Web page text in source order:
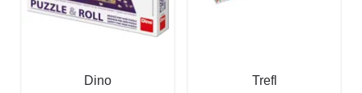
Dino
Trefl